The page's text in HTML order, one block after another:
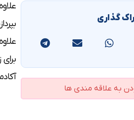
گذاری
به علاقه مندی ها